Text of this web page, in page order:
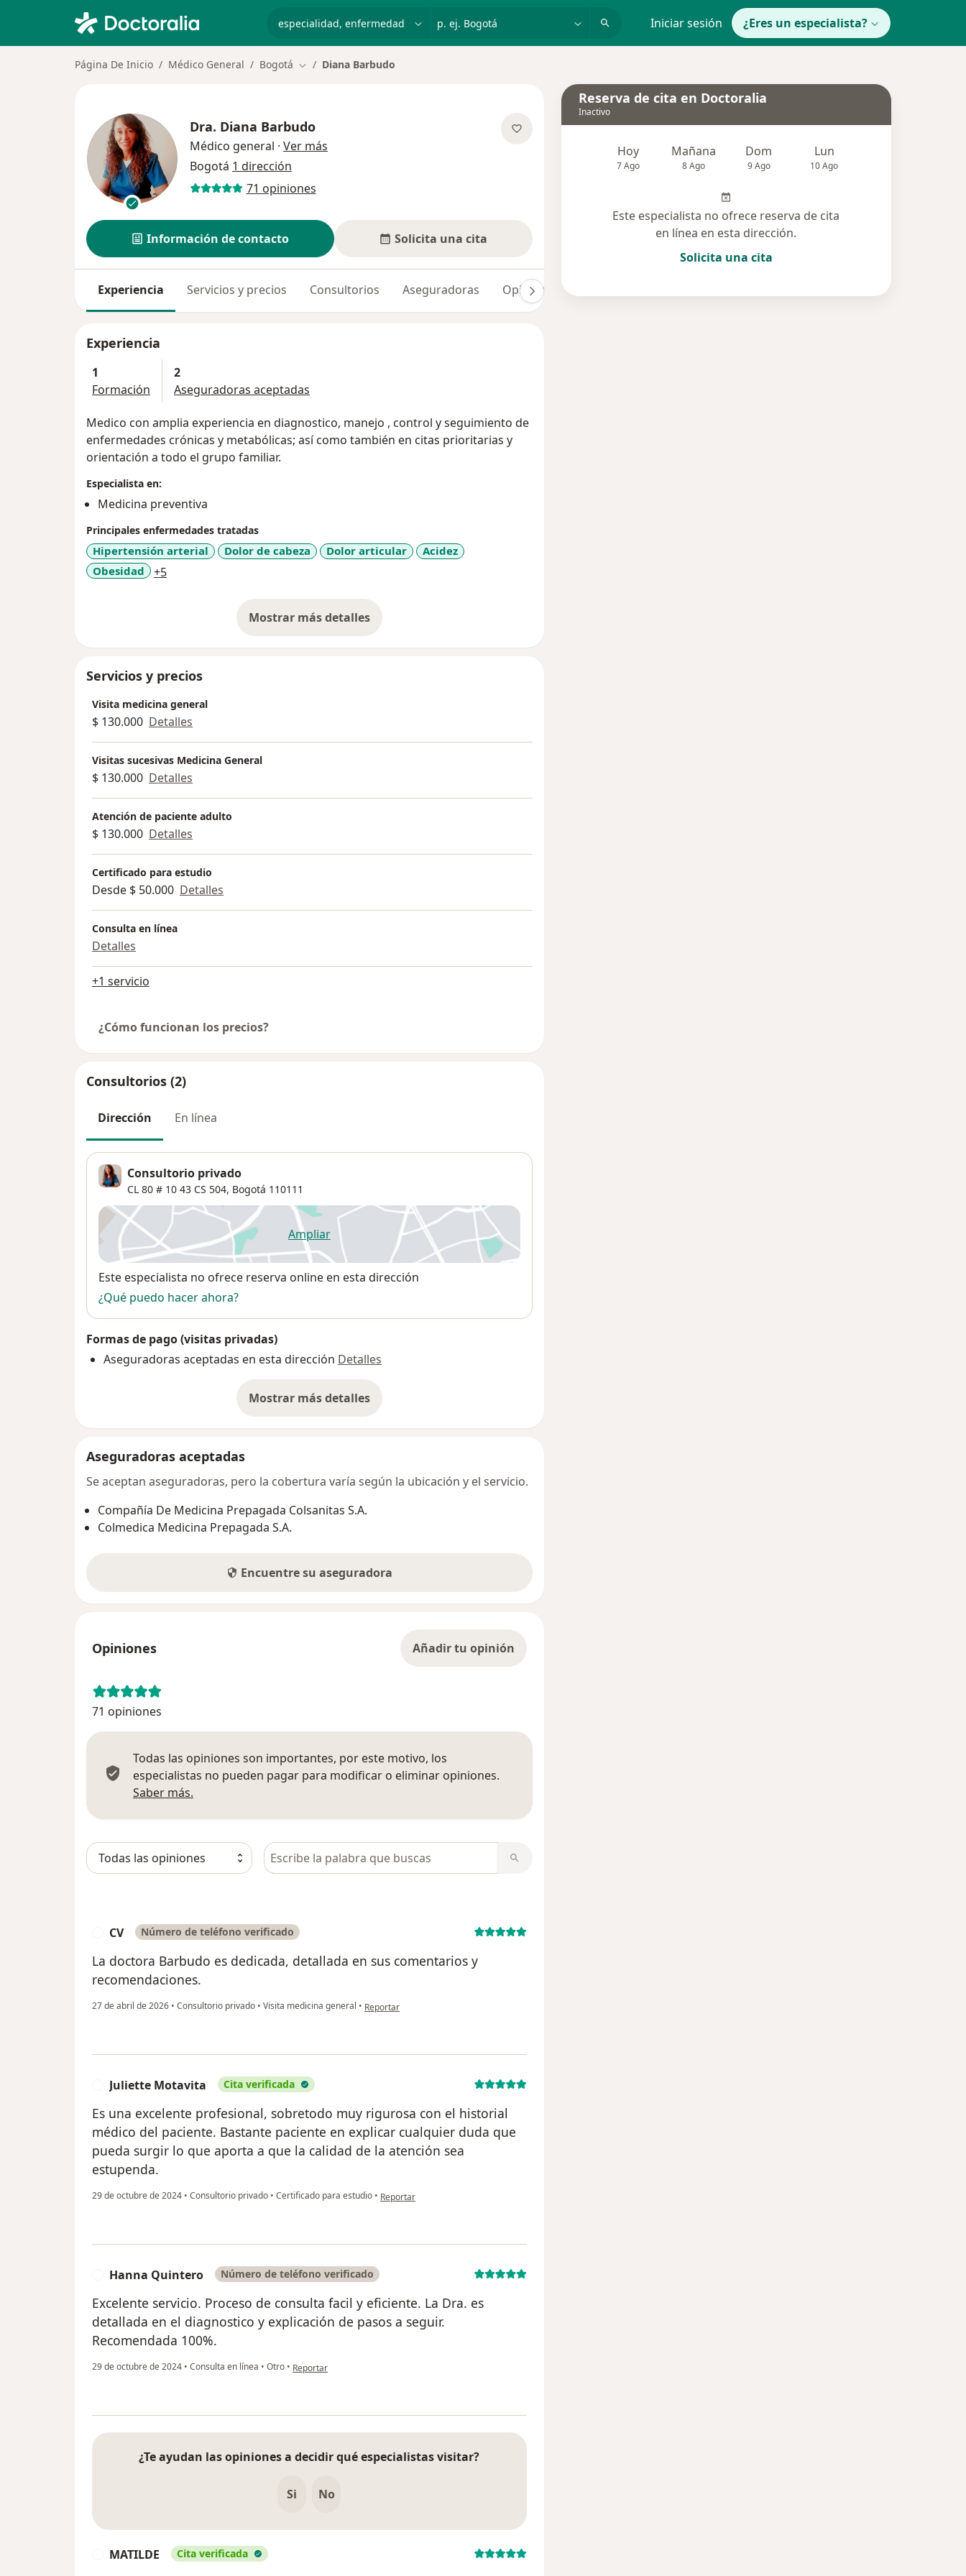
p. ej. Bogotá Iniciar sesión ¿Eres un especialista?
Página De Inicio Médico General Bogotá Cambiar de ciudad
Diana Barbudo
Dra. Diana Barbudo
Médico general · Ver más
Bogotá 1 dirección
71 opiniones
Información de contacto Solicita una cita
Experiencia Servicios y precios Consultorios Aseguradoras Opiniones (71)
Experiencia
1
Formación
2
Aseguradoras aceptadas
Medico con amplia experiencia en diagnostico, manejo , control y seguimiento de
enfermedades crónicas y metabólicas; así como también en citas prioritarias y
orientación a todo el grupo familiar.
Especialista en:
Medicina preventiva
Principales enfermedades tratadas
Hipertensión arterial Dolor de cabeza Dolor articular
Acidez
Obesidad
+5a11y_sr_more_diseases
Mostrar más detalles
sobre la experiencia
Servicios y precios
Visita medicina general
$ 130.000 Detalles
Visitas sucesivas Medicina General
$ 130.000 Detalles
Atención de paciente adulto
$ 130.000 Detalles
Certificado para estudio
Desde $ 50.000 Detalles
Consulta en línea
Detalles
+1 servicio
¿Cómo funcionan los precios?
Consultorios (2)
Dirección En línea
Consultorio privado
CL 80 # 10 43 CS 504, Bogotá 110111
Ampliarse abre en una nueva pestaña
Disponibilidad
Este especialista no ofrece reserva online en esta dirección
¿Qué puedo hacer ahora?
Formas de pago (visitas privadas)
Aseguradoras aceptadas en esta dirección Detalles
Mostrar más detalles
sobre la dirección
Aseguradoras aceptadas
Se aceptan aseguradoras, pero la cobertura varía según la ubicación y el servicio.
Compañía De Medicina Prepagada Colsanitas S.A.
Colmedica Medicina Prepagada S.A.
Encuentre su aseguradora
Opiniones Añadir tu opinión
71 opiniones
Todas las opiniones son importantes, por este motivo, los
especialistas no pueden pagar para modificar o eliminar opiniones.
Saber más.
Busca en opiniones
CV Número de teléfono verificado
La doctora Barbudo es dedicada, detallada en sus comentarios y
recomendaciones.
27 de abril de 2026 • Consultorio privado • Visita medicina general • en opinión del usuario CV
Reportar
Juliette Motavita Cita verificada
Es una excelente profesional, sobretodo muy rigurosa con el historial
médico del paciente. Bastante paciente en explicar cualquier duda que
pueda surgir lo que aporta a que la calidad de la atención sea
estupenda.
29 de octubre de 2024 • Consultorio privado • Certificado para estudio • en opinión del usuario Juliette Motavita
Reportar
Hanna Quintero Número de teléfono verificado
Excelente servicio. Proceso de consulta facil y eficiente. La Dra. es
detallada en el diagnostico y explicación de pasos a seguir.
Recomendada 100%.
29 de octubre de 2024 • Consulta en línea • Otro • en opinión del usuario Hanna Quintero
Reportar
¿Te ayudan las opiniones a decidir qué especialistas visitar?
Si No
MATILDE Cita verificada
Reserva de cita en Doctoralia
Inactivo
Hoy
7 Ago
Mañana
8 Ago
Dom
9 Ago
Lun
10 Ago
Este especialista no ofrece reserva de cita
en línea en esta dirección.
Solicita una cita